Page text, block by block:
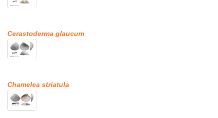
Cerastoderma glaucum
Chamelea striatula